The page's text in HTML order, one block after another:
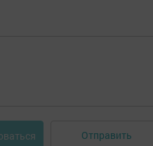
Отправить